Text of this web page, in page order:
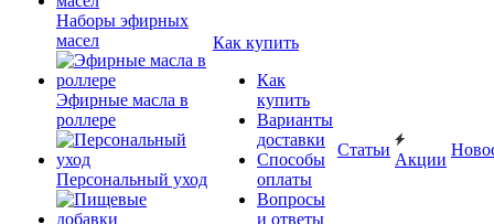
Наборы эфирных
масел
Эфирные масла в
роллере
Персональный уход
Как купить
Как
купить
Варианты
доставки
Способы
оплаты
Вопросы
и ответы
Статьи
Акции